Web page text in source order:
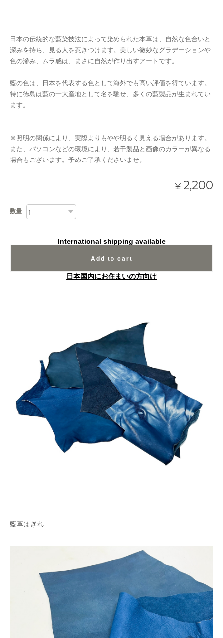
日本の伝統的な藍染技法によって染められた本革は、自然な色合いと
深みを持ち、見る人を惹きつけます。美しい微妙なグラデーションや
色の滲み、ムラ感は、まさに自然が作り出すアートです。
藍の色は、日本を代表する色として海外でも高い評価を得ています。
特に徳島は藍の一大産地として名を馳せ、多くの藍製品が生まれてい
ます。
※照明の関係により、実際よりもやや明るく見える場合があります。
また、パソコンなどの環境により、若干製品と画像のカラーが異なる
場合もございます。予めご了承くださいませ。
¥2,200
数量
International shipping available
Add to cart
日本国内にお住まいの方向け
藍革はぎれ